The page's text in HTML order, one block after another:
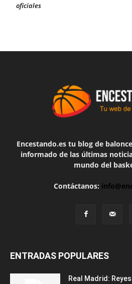
oficiales
Encestando.es tu blog de
informado de las últimas
mundo del
Contáctanos:
ENTRADAS POPULARES
Real Madrid: